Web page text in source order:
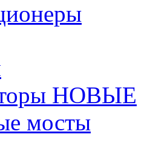
НОВЫЕ
мосты